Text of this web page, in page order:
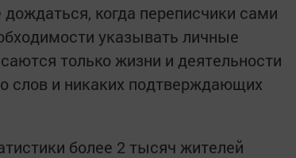
когда переписчики сами
указывать личные
только жизни и деятельности
слов и никаких подтверждающих
более 2 тысяч жителей